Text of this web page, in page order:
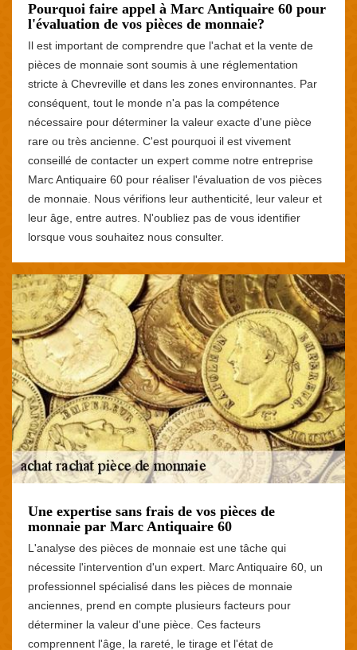
Pourquoi faire appel à Marc Antiquaire 60 pour
l'évaluation de vos pièces de monnaie?
Il est important de comprendre que l'achat et la vente de
pièces de monnaie sont soumis à une réglementation
stricte à Chevreville et dans les zones environnantes. Par
conséquent, tout le monde n'a pas la compétence
nécessaire pour déterminer la valeur exacte d'une pièce
rare ou très ancienne. C'est pourquoi il est vivement
conseillé de contacter un expert comme notre entreprise
Marc Antiquaire 60 pour réaliser l'évaluation de vos pièces
de monnaie. Nous vérifions leur authenticité, leur valeur et
leur âge, entre autres. N'oubliez pas de vous identifier
lorsque vous souhaitez nous consulter.
Une expertise sans frais de vos pièces de
monnaie par Marc Antiquaire 60
L'analyse des pièces de monnaie est une tâche qui
nécessite l'intervention d'un expert. Marc Antiquaire 60, un
professionnel spécialisé dans les pièces de monnaie
anciennes, prend en compte plusieurs facteurs pour
déterminer la valeur d'une pièce. Ces facteurs
comprennent l'âge, la rareté, le tirage et l'état de